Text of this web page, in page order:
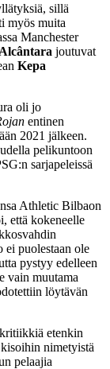
sillä
myös muita
Manchester
joutuvat
Kepa
oli jo
entinen
2021 jälkeen.
pelikuntoon
sarjapeleissä
Athletic Bilbaon
että kokeneelle
ei puolestaan ole
pystyy edelleen
vain muutama
löytävän
etenkin
nimetyistä
pelaajia